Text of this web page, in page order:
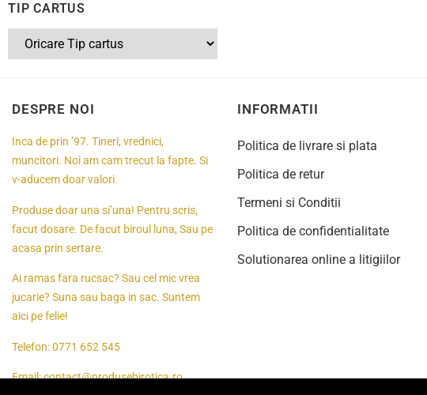
TIP CARTUS
DESPRE NOI
Inca de prin ’97. Tineri, vrednici,
muncitori. Noi am cam trecut la fapte. Si
v-aducem doar valori.
Produse doar una si’una! Pentru scris,
facut dosare. De facut biroul luna, Sau pe
acasa prin sertare.
Ai ramas fara rucsac? Sau cel mic vrea
jucarie? Suna sau baga in sac. Suntem
aici pe felie!
Telefon:0771 652 545
Email:contact@produsebirotica.ro
INFORMATII
Politica de livrare si plata
Politica de retur
Termeni si Conditii
Politica de confidentialitate
Solutionarea online a litigiilor